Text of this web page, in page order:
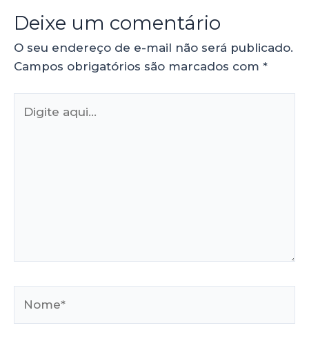
Deixe um comentário
O seu endereço de e-mail não será publicado.
Campos obrigatórios são marcados com *